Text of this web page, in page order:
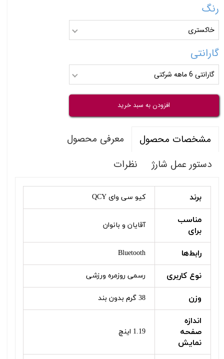
رنگ
خاکستری
گارانتی
گارانتی 6 ماهه شرکتی
افزودن به سبد خرید
مشخصات محصول
معرفی محصول
دستور عمل شارژ
نظرات
برند کیو سی وای QCY
مناسب
برای
آقایان و بانوان
رابط‌ها Bluetooth
نوع کاربری رسمی روزمره ورزشی
وزن 38 گرم بدون بند
اندازه
صفحه
نمایش
1.19 اینچ